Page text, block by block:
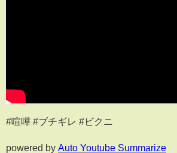
#喧嘩 #ブチギレ #ビクニ
powered by Auto Youtube Summarize